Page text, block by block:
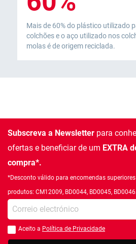
Mais de 60% do plástico utilizado
colchões e o aço utilizado nos
molas é de origem reciclada.
Subscreva a Newsletter para
ofertas e beneficiar de um EXTRA
compra*.
*Desconto válido para encomendas
produtos: CM12009, BD0044, BD0045, BD0046.
Introduza o seu email
Você deve aceitar a política de privacidade
Aceito a Política de Privacidade